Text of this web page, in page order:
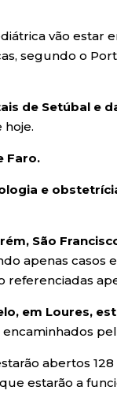
vão estar
segundo o
de Setúbal e
hoje.
Faro.
e
São
apenas casos
referenciadas
em Loures,
abertos
estarão a